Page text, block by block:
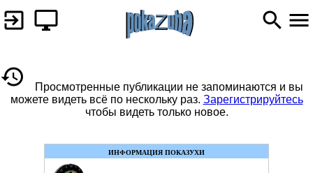
Просмотренные публикации не запоминаются и вы
можете видеть всё по нескольку раз. Зарегистрируйтесь
чтобы видеть только новое.
ИНФОРМАЦИЯ ПОКАЗУХИ